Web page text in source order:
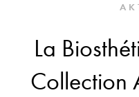
La
Collection